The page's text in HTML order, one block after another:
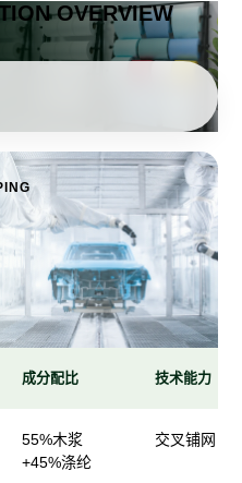
OVERVIEW
成分配比 技术能力
55%木浆
+45%涤纶
交叉铺网；